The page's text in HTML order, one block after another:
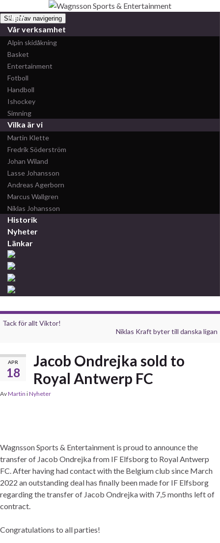
Slå på/av navigering
Hem
Vår verksamhet
Alpin skidåkning
Basket
Entertainment
Fotboll
Handboll
Ishockey
Simning
Vilka är vi
Martin Klette
Fredrik Söderström
Johan Wiland
Lasse Johansson
Andreas Agerborn
Marcus Wallgren
Niklas Johansson
Historik
Nyheter
Länkar
Tack för allt Viktor!
Niklas Kraft byter till danska ligan
APR
18
Jacob Ondrejka sold to
Royal Antwerp FC
AvMartin iNyheter
Wagnsson Sports & Entertainment is proud to announce the
transfer of Jacob Ondrejka from IF Elfsborg to Royal Antwerp
FC. After having had contact with the Belgium club since March
2022 an outstanding deal has finally been made for IF Elfsborg
regarding the transfer of Jacob Ondrejka with 7,5 months left of
contract.
Congratulations to all parties!